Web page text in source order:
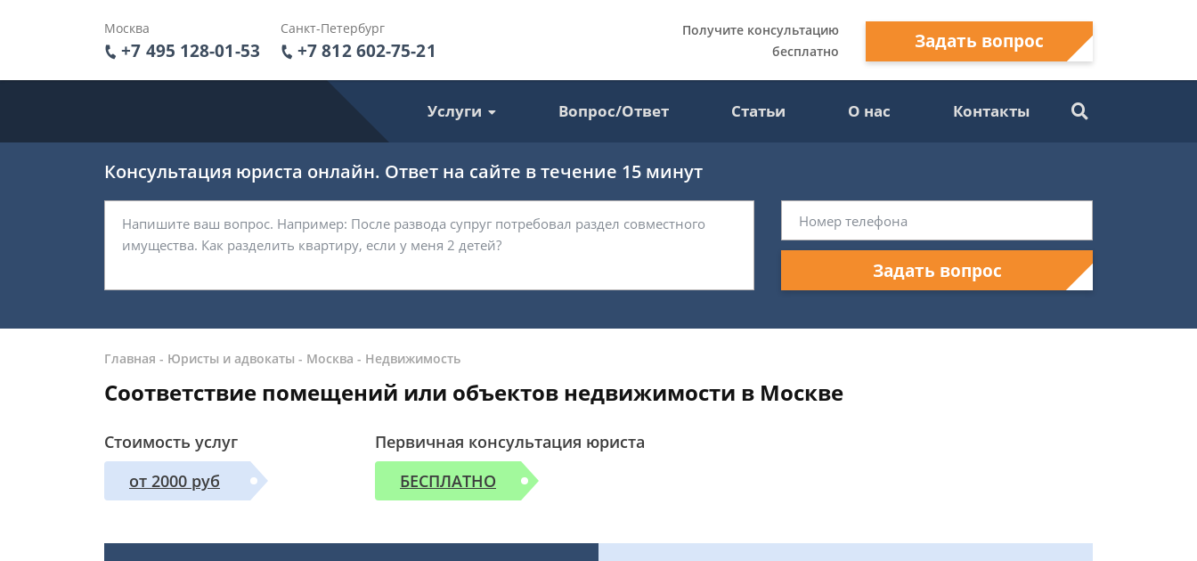
Москва
+7 495 128-01-53
Санкт-Петербург
+7 812 602-75-21
Получите консультацию
бесплатно
Задать вопрос
Услуги Вопрос/Ответ Статьи О нас Контакты
Консультация юриста онлайн. Ответ на сайте в течение 15 минут
Задать вопрос
Главная - Юристы и адвокаты - Москва - Недвижимость
Соответствие помещений или объектов недвижимости в Москве
Стоимость услуг
от 2000 руб
Первичная консультация юриста
БЕСПЛАТНО